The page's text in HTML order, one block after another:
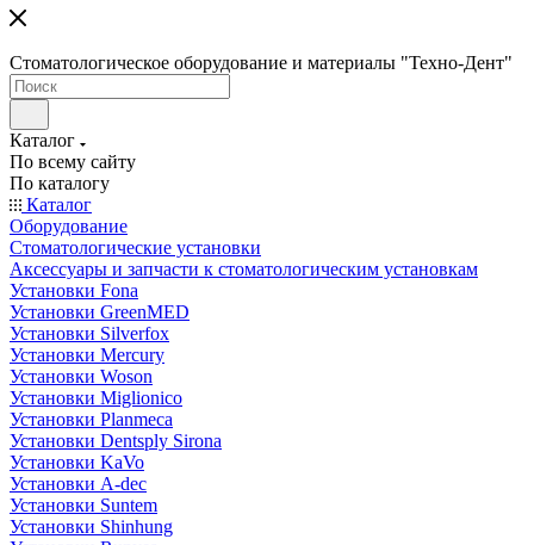
Стоматологическое оборудование и материалы "Техно-Дент"
Каталог
По всему сайту
По каталогу
Каталог
Оборудование
Стоматологические установки
Аксессуары и запчасти к стоматологическим установкам
Установки Fona
Установки GreenMED
Установки Silverfox
Установки Mercury
Установки Woson
Установки Miglionico
Установки Planmeca
Установки Dentsply Sirona
Установки KaVo
Установки A-dec
Установки Suntem
Установки Shinhung